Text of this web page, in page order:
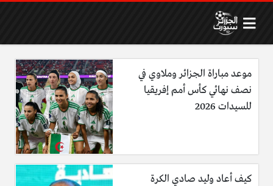
موعد مباراة الجزائر وملاوي في
نصف نهائي كأس أمم إفريقيا
للسيدات 2026
كيف أعاد وليد صادي الكرة